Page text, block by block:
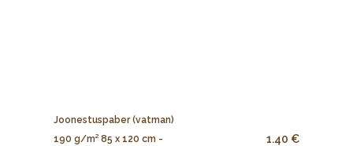
Joonestuspaber (vatman)
190 g/m² 85 x 120 cm -
1.40 €